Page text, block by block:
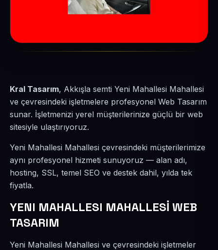
Kral Tasarım, Akkışla semti Yeni Mahallesi Mahallesi
ve çevresindeki işletmelere profesyonel Web Tasarım
sunar. İşletmenizi yerel müşterilerinize güçlü bir web
sitesiyle ulaştırıyoruz.
Yeni Mahallesi Mahallesi çevresindeki müşterilerimize
aynı profesyonel hizmeti sunuyoruz — alan adı,
hosting, SSL, temel SEO ve destek dahil, yılda tek
fiyatla.
YENI MAHALLESI MAHALLESİ WEB
TASARIM
Yeni Mahallesi Mahallesi ve çevresindeki işletmeler